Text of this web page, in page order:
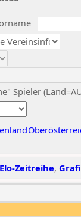
Spieler
Zeitreihe,